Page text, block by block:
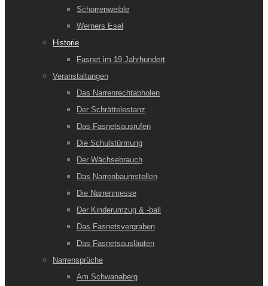
Schorrenweible
Werners Esel
Historie
Fasnet im 19 Jahrhundert
Veranstaltungen
Das Narrenrechtabholen
Der Schrättelestanz
Das Fasnetsausrufen
Die Schulstürmung
Der Wächsebrauch
Das Narrenbaumstellen
Die Narrenmesse
Der Kinderumzug & -ball
Das Fasnetsvergraben
Das Fasnetsausläuten
Narrensprüche
Am Schwanaberg